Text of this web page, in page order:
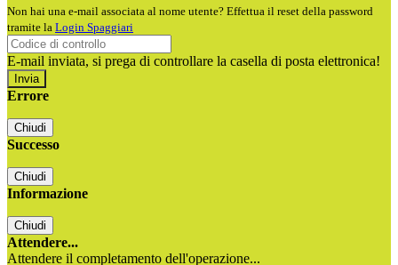
Non hai una e-mail associata al nome utente? Effettua il reset della password
tramite la Login Spaggiari
E-mail inviata, si prega di controllare la casella di posta elettronica!
Errore
Chiudi
Successo
Chiudi
Informazione
Chiudi
Attendere...
Attendere il completamento dell'operazione...